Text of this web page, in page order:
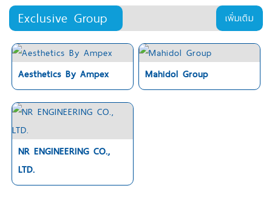
Exclusive Group เพิ่มเติม
Aesthetics By Ampex Mahidol Group
NR ENGINEERING CO.,
LTD.